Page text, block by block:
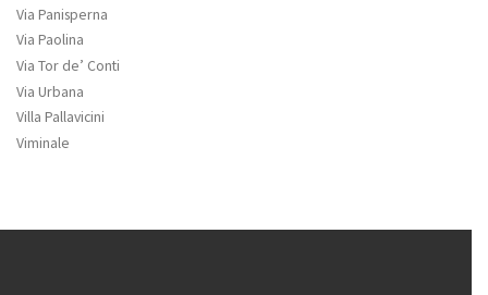
Via Panisperna
Via Paolina
Via Tor de’ Conti
Via Urbana
Villa Pallavicini
Viminale